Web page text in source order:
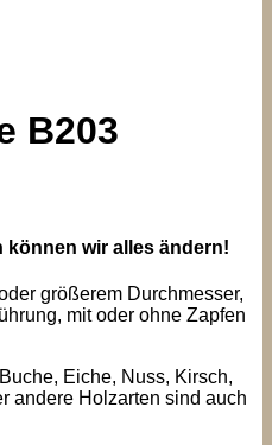
B203
können wir alles ändern!
größerem Durchmesser,
mit oder ohne Zapfen
Eiche, Nuss, Kirsch,
andere Holzarten sind auch